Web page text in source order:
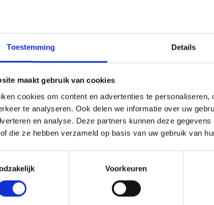
Toestemming Details
maakt gebruik van cookies
cookies om content en advertenties te
te analyseren. Ook delen we informatie over uw
en analyse. Deze partners kunnen deze
die ze hebben verzameld op basis van uw gebruik van
Voorkeuren
Traforegelaars De 5 standen traforegelaars
en regelen de snelheid handmatig in vijf stappen. Ze
starten / stoppen op afstand en een 230 VAC alarmuitgang.
zijn verkrijgbaar in een plastic behuizing, terwijl de
2.5 ampère — 20.0 ampère, 5-staps
op na een stroom onderbreking, alarm output, LED-
gebruik.